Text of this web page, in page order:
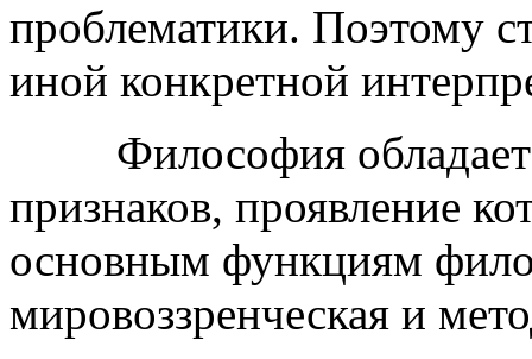
проблематики. Поэтому
иной конкретной
Философия обладает
признаков, проявление
основным функциям
мировоззренческая и